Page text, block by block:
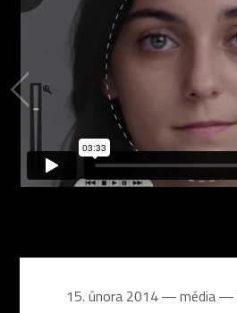
15. února 2014 ― média ―